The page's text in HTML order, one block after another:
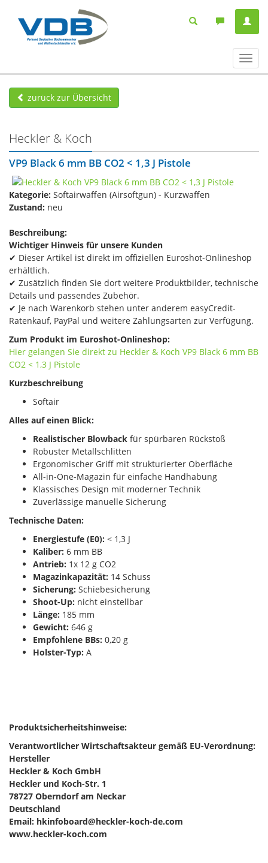
ein-/
zurück zur Übersicht
Heckler & Koch
VP9 Black​ 6 mm BB CO2 < 1,3 J Pistole
Kategorie: Softairwaffen (Airsoftgun) - Kurzwaffen
Zustand: neu
Beschreibung:
Wichtiger Hinweis für unsere Kunden
✔ Dieser Artikel ist direkt im offiziellen Euroshot-Onlineshop
erhältlich.
✔ Zusätzlich finden Sie dort weitere Produktbilder, technische
Details und passendes Zubehör.
✔ Je nach Warenkorb stehen unter anderem easyCredit-
Ratenkauf, PayPal und weitere Zahlungsarten zur Verfügung.
Zum Produkt im Euroshot-Onlineshop:
Hier gelangen Sie direkt zu Heckler & Koch VP9 Black​ 6 mm BB
CO2 < 1,3 J Pistole
Kurzbeschreibung
Softair
Alles auf einen Blick:
Realistischer Blowback für spürbaren Rückstoß
Robuster Metallschlitten
Ergonomischer Griff mit strukturierter Oberfläche
All-in-One-Magazin für einfache Handhabung
Klassisches Design mit moderner Technik
Zuverlässige manuelle Sicherung
Technische Daten:
Energiestufe (E0): < 1,3 J
Kaliber: 6 mm BB
Antrieb: 1x 12 g CO2
Magazinkapazität: 14 Schuss
Sicherung: Schiebesicherung
Shoot-Up: nicht einstellbar
Länge: 185 mm
Gewicht: 646 g
Empfohlene BBs: 0,20 g
Holster-Typ: A
Produktsicherheitshinweise:
Verantwortlicher Wirtschaftsakteur gemäß EU-Verordnung:
Hersteller
Heckler & Koch GmbH
Heckler und Koch-Str. 1
78727 Oberndorf am Neckar
Deutschland
Email: hkinfoboard@heckler-koch-de.com
www.heckler-koch.com